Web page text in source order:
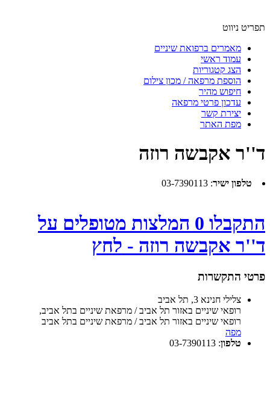
תפריט ניווט
מאמרים ברפואת שיניים
עמוד ראשי
הצג קטגוריות
הוספת מרפאה / מכון צילום
חיפוש מהיר
עדכון פרטי מרפאה
יצירת קשר
מפת האתר
ד''ר אקבשה רוזה
טלפון ישיר:
03-7390113
התקבלו 0 המלצות מטופלים על
ד''ר אקבשה רוזה - לחץ
פרטי התקשרות
צלילי חנינא 3, תל אביב
רופאי שיניים באזור תל אביב / מרפאת שיניים בתל אביב,
רופאי שיניים באזור תל אביב / מרפאת שיניים בתל אביב
מפה
טלפון:
03-7390113